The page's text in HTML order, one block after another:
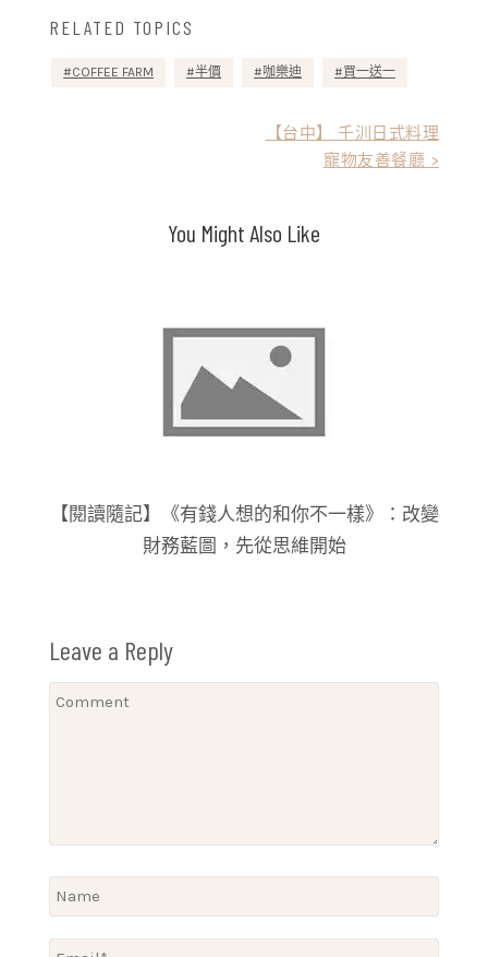
RELATED TOPICS
COFFEE FARM 半價 咖樂迪 買一送一
【台中】 千汌日式料理
寵物友善餐廳 >
You Might Also Like
【閱讀隨記】《有錢人想的和你不一樣》：改變
財務藍圖，先從思維開始
Leave a Reply